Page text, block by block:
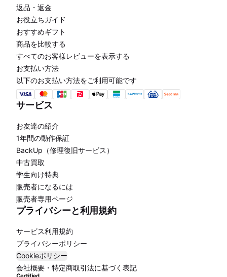
返品・返金
お役立ちガイド
おすすめギフト
商品を比較する
すべてのお客様レビューを表示する
お支払い方法
以下のお支払い方法をご利用可能です
サービス
お友達の紹介
1年間の動作保証
BackUp（修理復旧サービス）
中古買取
学生向け特典
販売者になるには
販売者専用ページ
プライバシーと利用規約
サービス利用規約
プライバシーポリシー
Cookieポリシー
会社概要・特定商取引法に基づく表記